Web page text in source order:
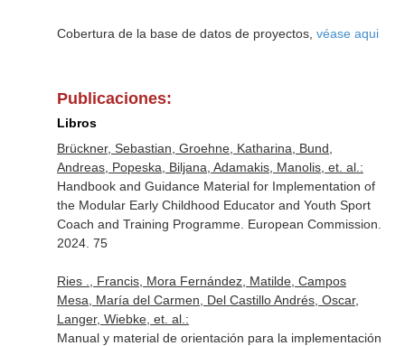
Cobertura de la base de datos de proyectos, véase aqui
Publicaciones:
Libros
Brückner, Sebastian, Groehne, Katharina, Bund,
Andreas, Popeska, Biljana, Adamakis, Manolis, et. al.:
Handbook and Guidance Material for Implementation of
the Modular Early Childhood Educator and Youth Sport
Coach and Training Programme. European Commission.
2024. 75
Ries ., Francis, Mora Fernández, Matilde, Campos
Mesa, María del Carmen, Del Castillo Andrés, Oscar,
Langer, Wiebke, et. al.:
Manual y material de orientación para la implementación